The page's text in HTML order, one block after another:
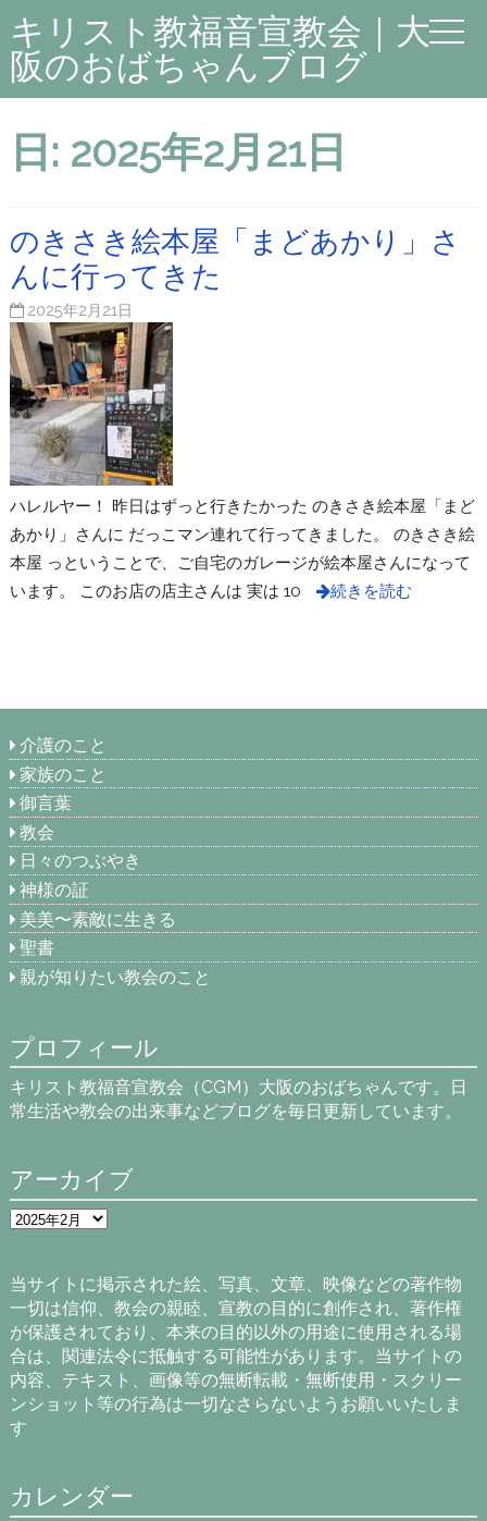
キリスト教福音宣教会｜大
阪のおばちゃんブログ
日: 2025年2月21日
のきさき絵本屋「まどあかり」さ
んに行ってきた
2025年2月21日
ハレルヤー！ 昨日はずっと行きたかった のきさき絵本屋「まど
あかり」さんに だっこマン連れて行ってきました。 のきさき絵
本屋 っということで、ご自宅のガレージが絵本屋さんになって
います。 このお店の店主さんは 実は 10
続きを読む
介護のこと
家族のこと
御言葉
教会
日々のつぶやき
神様の証
美美〜素敵に生きる
聖書
親が知りたい教会のこと
プロフィール
キリスト教福音宣教会（CGM）大阪のおばちゃんです。日
常生活や教会の出来事などブログを毎日更新しています。
アーカイブ
ア
ー
ブ
当サイトに掲示された絵、写真、文章、映像などの著作物
一切は信仰、教会の親睦、宣教の目的に創作され、著作権
が保護されており、本来の目的以外の用途に使用される場
合は、関連法令に抵触する可能性があります。当サイトの
内容、テキスト、画像等の無断転載・無断使用・スクリー
ンショット等の行為は一切なさらないようお願いいたしま
す
カレンダー